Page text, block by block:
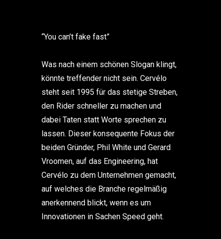
“You can’t fake fast”
Was nach einem schönen Slogan klingt,
könnte treffender nicht sein. Cervélo
steht seit 1995 für das stetige Streben,
den Rider schneller zu machen und
dabei Taten statt Worte sprechen zu
lassen. Dieser konsequente Fokus der
beiden Gründer, Phil White und Gerard
Vroomen, auf das Engineering, hat
Cervélo zu dem Unternehmen gemacht,
auf welches die Branche regelmäßig
anerkennend blickt, wenn es um
Innovationen in Sachen Speed geht.